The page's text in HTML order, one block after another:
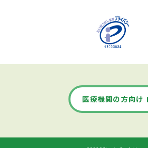
医療機関の方向け